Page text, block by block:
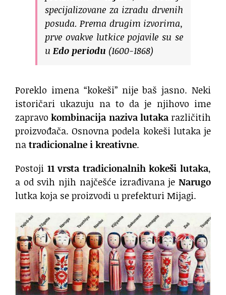
specijalizovane za izradu drvenih
posuda. Prema drugim izvorima,
prve ovakve lutkice pojavile su se
u Edo periodu (1600-1868)
Poreklo imena “kokeši” nije baš jasno. Neki
istoričari ukazuju na to da je njihovo ime
zapravokombinacija naziva lutakarazličitih
proizvođača. Osnovna podela kokeši lutaka je
natradicionalne i kreativne.
Postoji 11 vrsta tradicionalnih kokeši lutaka,
a od svih njih najčešće izrađivana je Narugo
lutka koja se proizvodi u prefekturi Mijagi.